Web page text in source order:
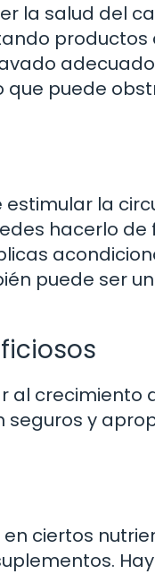
la salud del
productos
adecuado
puede
la
hacerlo de
puede ser
al crecimiento
seguros y
ciertos
Hay